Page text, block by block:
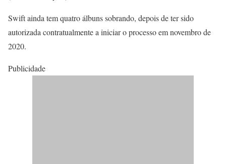
Swift ainda tem quatro álbuns sobrando, depois de ter sido
autorizada contratualmente a iniciar o processo em novembro de
2020.
Publicidade